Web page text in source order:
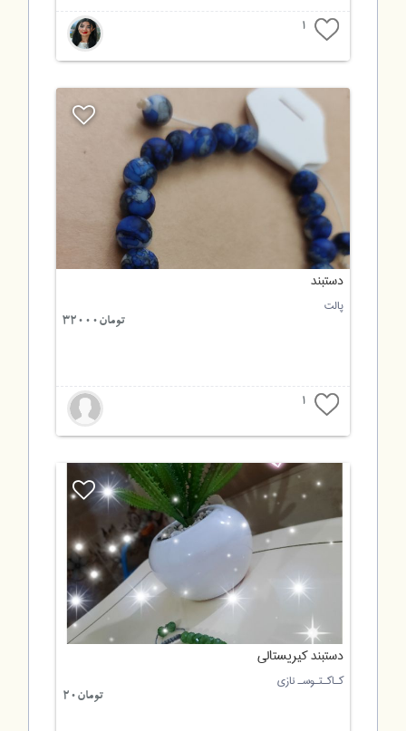
1
دستبند
پالت
تومان32000
1
دستبند کیریستالی
کـاکـتـوسـ نازی
تومان20